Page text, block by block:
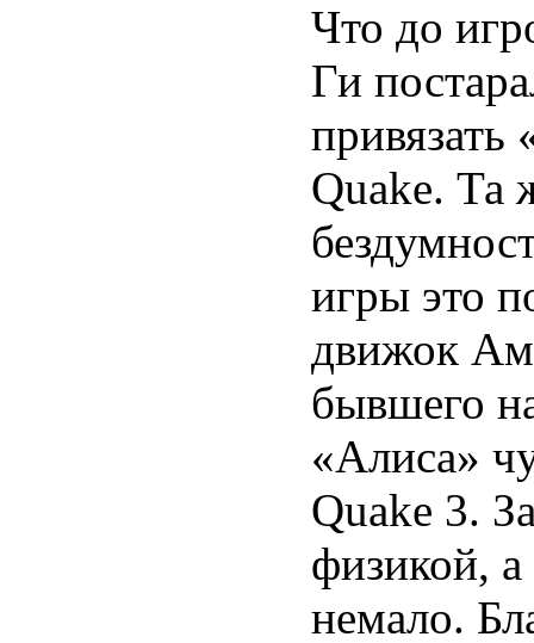
Что до
Ги
привязать
Quake. Та
игры это
движок
бывшего
«Алиса»
Quake 3.
физикой,
немало.